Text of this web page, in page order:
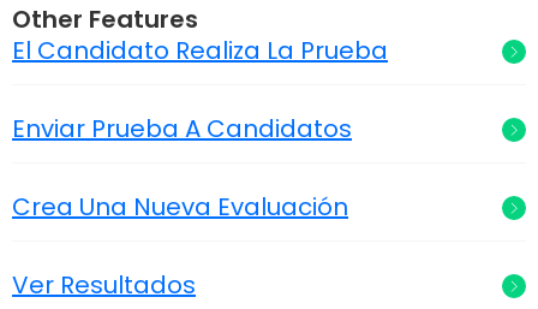
Other Features
El Candidato Realiza La Prueba
Enviar Prueba A Candidatos
Crea Una Nueva Evaluación
Ver Resultados